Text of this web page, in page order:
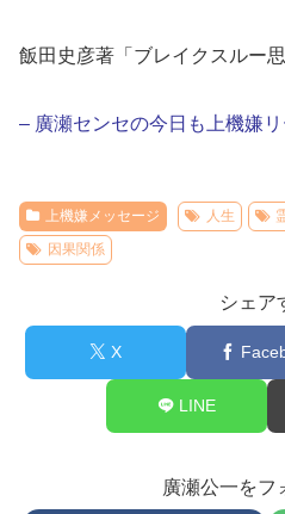
飯田史彦著「ブレイクスルー
– 廣瀬センセの今日も上機嫌
上機嫌メッセージ 人生
因果関係
シェア
X
LINE
廣瀬公一をフ